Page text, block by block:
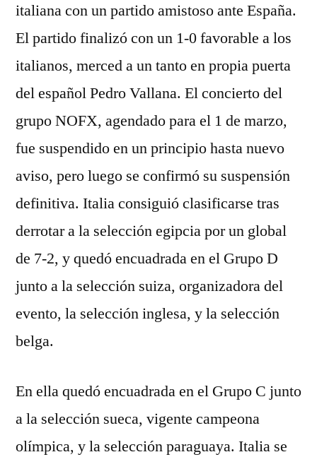
italiana con un partido amistoso ante España.
El partido finalizó con un 1-0 favorable a los
italianos, merced a un tanto en propia puerta
del español Pedro Vallana. El concierto del
grupo NOFX, agendado para el 1 de marzo,
fue suspendido en un principio hasta nuevo
aviso, pero luego se confirmó su suspensión
definitiva. Italia consiguió clasificarse tras
derrotar a la selección egipcia por un global
de 7-2, y quedó encuadrada en el Grupo D
junto a la selección suiza, organizadora del
evento, la selección inglesa, y la selección
belga.
En ella quedó encuadrada en el Grupo C junto
a la selección sueca, vigente campeona
olímpica, y la selección paraguaya. Italia se